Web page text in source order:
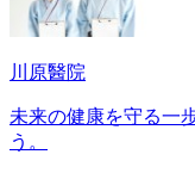
川原醫院
未来の健康を守る一
う。